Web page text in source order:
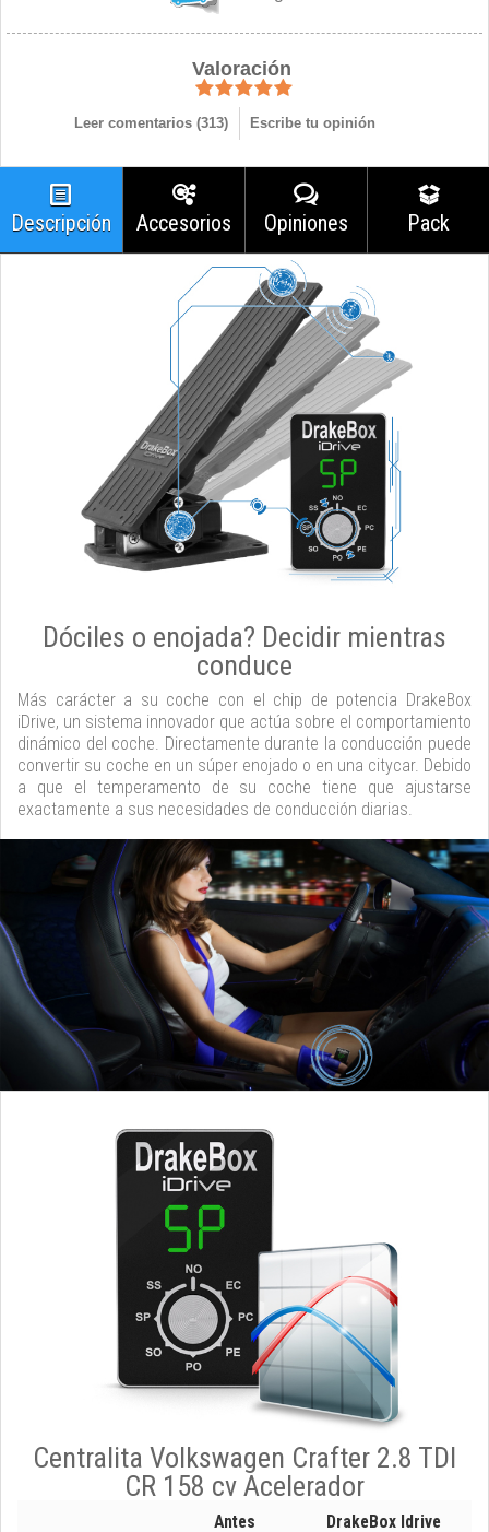
Valoración
Leer comentarios (313) Escribe tu opinión
Descripción Accesorios Opiniones Pack
Dóciles o enojada? Decidir mientras
conduce
Más carácter a su coche con el chip de potencia DrakeBox
iDrive, un sistema innovador que actúa sobre el comportamiento
dinámico del coche. Directamente durante la conducción puede
convertir su coche en un súper enojado o en una citycar. Debido
a que el temperamento de su coche tiene que ajustarse
exactamente a sus necesidades de conducción diarias.
Centralita Volkswagen Crafter 2.8 TDI
CR 158 cv Acelerador
Antes DrakeBox Idrive